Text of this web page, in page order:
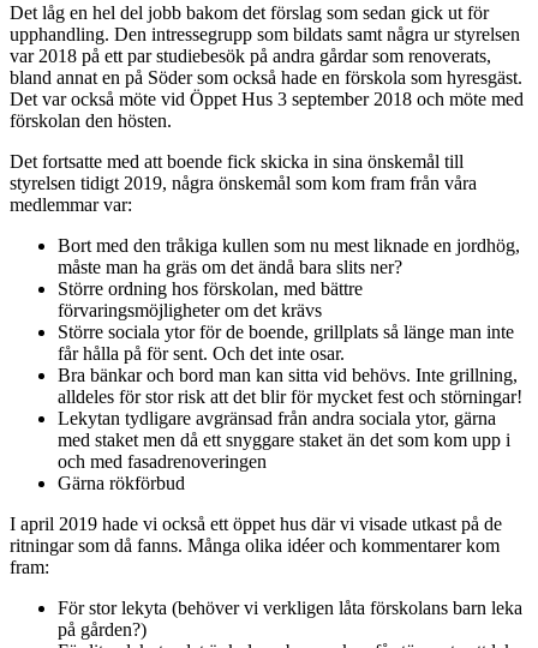
Det låg en hel del jobb bakom det förslag som sedan gick ut för
upphandling. Den intressegrupp som bildats samt några ur styrelsen
var 2018 på ett par studiebesök på andra gårdar som renoverats,
bland annat en på Söder som också hade en förskola som hyresgäst.
Det var också möte vid Öppet Hus 3 september 2018 och möte med
förskolan den hösten.
Det fortsatte med att boende fick skicka in sina önskemål till
styrelsen tidigt 2019, några önskemål som kom fram från våra
medlemmar var:
Bort med den tråkiga kullen som nu mest liknade en jordhög,
måste man ha gräs om det ändå bara slits ner?
Större ordning hos förskolan, med bättre
förvaringsmöjligheter om det krävs
Större sociala ytor för de boende, grillplats så länge man inte
får hålla på för sent. Och det inte osar.
Bra bänkar och bord man kan sitta vid behövs. Inte grillning,
alldeles för stor risk att det blir för mycket fest och störningar!
Lekytan tydligare avgränsad från andra sociala ytor, gärna
med staket men då ett snyggare staket än det som kom upp i
och med fasadrenoveringen
Gärna rökförbud
I april 2019 hade vi också ett öppet hus där vi visade utkast på de
ritningar som då fanns. Många olika idéer och kommentarer kom
fram:
För stor lekyta (behöver vi verkligen låta förskolans barn leka
på gården?)